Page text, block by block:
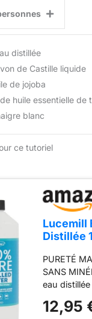
distillée
de Castille liquide
de jojoba
de huile essentielle de
blanc
ce tutoriel
Lucemill
Distillée
Haute
Usage
| Qualité
PURETÉ
SANS
eau
rigoureux
12,95